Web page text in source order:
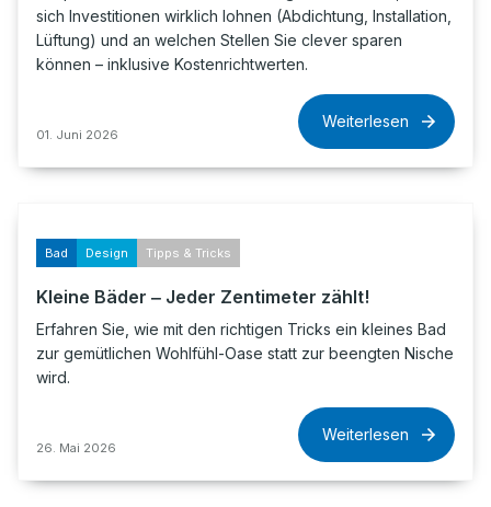
sich Investitionen wirklich lohnen (Abdichtung, Installation,
Lüftung) und an welchen Stellen Sie clever sparen
können – inklusive Kostenrichtwerten.
01. Juni 2026
Weiterlesen
Bad Design Tipps & Tricks
Kleine Bäder ‒ Jeder Zentimeter zählt!
Erfahren Sie, wie mit den richtigen Tricks ein kleines Bad
zur gemütlichen Wohlfühl-Oase statt zur beengten Nische
wird.
26. Mai 2026
Weiterlesen